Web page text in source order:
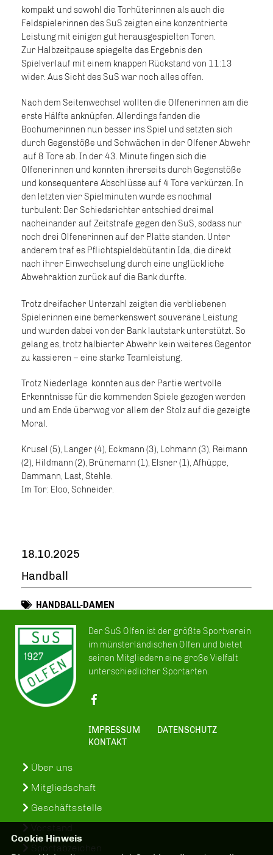
kompakt und sowohl die Torhüterinnen als auch die
Feldspielerinnen des SuS zeigten eine konzentrierte
Leistung mit einigen gut herausgespielten Toren.
Zur Halbzeitpause spiegelte das Ergebnis den
Spielverlauf mit einem knappen Rückstand von 11:13
wider. Aus Sicht des SuS war noch alles offen.
Nach dem Seitenwechsel wollten die Olfenerinnen am die
erste Hälfte anknüpfen. Allerdings fanden die
Bochumerinnen nun besser ins Spiel und setzten sich
durch Gegenstöße und Schwächen in der Olfener Abwehr
auf 8 Tore ab. In der 43. Minute fingen sich die
Olfenerinnen und konnten ihrerseits durch Gegenstöße
und konsequentere Abschlüsse auf 4 Tore verkürzen. In
den letzten vier Spielminuten wurde es nochmal
turbulent: Der Schiedsrichter entschied dreimal
nacheinander auf Zeitstrafe gegen den SuS, sodass nur
noch drei Olfenerinnen auf der Platte standen. Unter
anderem traf es Pflichtspieldebütantin Ida, die direkt
nach ihrer Einwechselung durch eine unglückliche
Abwehraktion zurück auf die Bank durfte.
Trotz dreifacher Unterzahl zeigten die verbliebenen
Spielerinnen eine bemerkenswert souveräne Leistung
und wurden dabei von der Bank lautstark unterstützt. So
gelang es, trotz halbierter Abwehr kein weiteres Gegentor
zu kassieren – eine starke Teamleistung.
Trotz Niederlage konnten aus der Partie wertvolle
Erkenntnisse für die kommenden Spiele gezogen werden
und am Ende überwog vor allem der Stolz auf die gezeigte
Moral.
Krusel (5), Langer (4), Eckmann (3), Lohmann (3), Reimann
(2), Hildmann (2), Brünemann (1), Elsner (1), Afhüppe,
Dammann, Last, Stehle.
Im Tor: Eloo, Schneider.
18.10.2025
Handball
HANDBALL-DAMEN
Der SuS Olfen ist der größte Sportverein
im münsterländischen Olfen und bietet
seinen Mitgliedern eine große Vielfalt
unterschiedlicher Sportarten.
IMPRESSUM
DATENSCHUTZ
KONTAKT
Über uns
Mitgliedschaft
Geschäftsstelle
Vorstand
Sportabzeichen
Cookie Hinweis